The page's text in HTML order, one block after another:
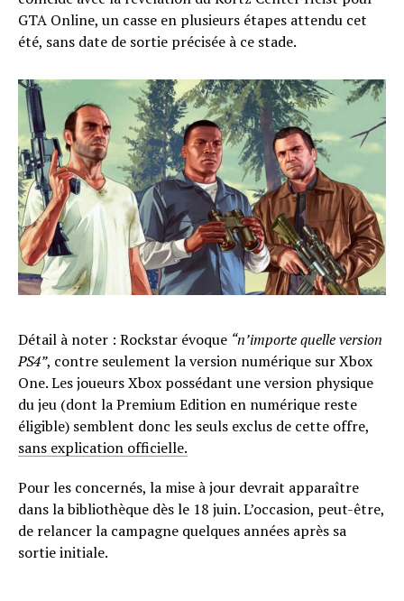
GTA Online, un casse en plusieurs étapes attendu cet
été, sans date de sortie précisée à ce stade.
Détail à noter : Rockstar évoque “n’importe quelle version
PS4”, contre seulement la version numérique sur Xbox
One. Les joueurs Xbox possédant une version physique
du jeu (dont la Premium Edition en numérique reste
éligible) semblent donc les seuls exclus de cette offre,
sans explication officielle.
Pour les concernés, la mise à jour devrait apparaître
dans la bibliothèque dès le 18 juin. L’occasion, peut-être,
de relancer la campagne quelques années après sa
sortie initiale.